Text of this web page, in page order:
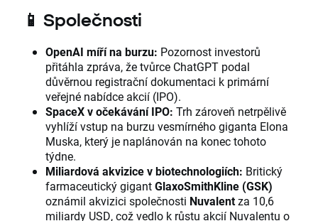
📱 Společnosti
OpenAI míří na burzu: Pozornost investorů
přitáhla zpráva, že tvůrce ChatGPT podal
důvěrnou registrační dokumentaci k primární
veřejné nabídce akcií (IPO).
SpaceX v očekávání IPO: Trh zároveň netrpělivě
vyhlíží vstup na burzu vesmírného giganta Elona
Muska, který je naplánován na konec tohoto
týdne.
Miliardová akvizice v biotechnologiích: Britický
farmaceutický gigantGlaxoSmithKline (GSK)
oznámil akvizici společnosti Nuvalentza 10,6
miliardy USD, což vedlo k růstu akcií Nuvalentu o